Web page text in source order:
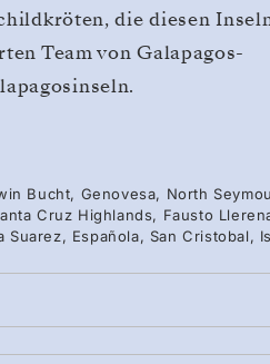
die diesen
Team von Galapagos-
Bucht, Genovesa, North
Cruz Highlands, Fausto
Española, San Cristobal,